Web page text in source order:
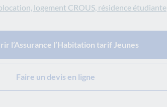
logement CROUS, résidence étudiante
l’Assurance l’Habitation tarif Jeunes
Faire un devis en ligne